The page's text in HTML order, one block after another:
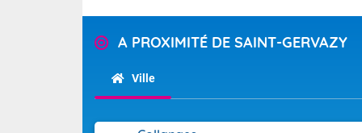
Pour la
Tendance
A PROXIMITÉ DE SAINT-GERVAZY
Ville
Calme,
territoire. On